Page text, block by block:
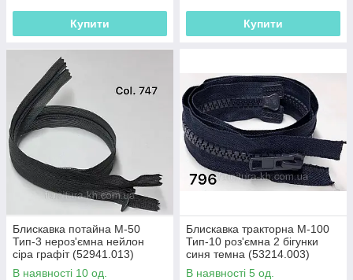
Купити Купити
Блискавка потайна М-50
Тип-3 нероз'ємна нейлон
сіра графіт (52941.013)
В наявності 10 од.
Блискавка тракторна М-100
Тип-10 роз'ємна 2 бігунки
синя темна (53214.003)
В наявності 5 од.